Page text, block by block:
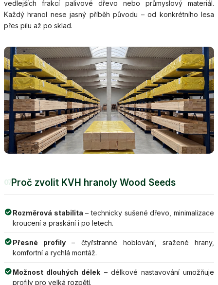
vedlejších frakcí palivové dřevo nebo průmyslový materiál.
Každý hranol nese jasný příběh původu – od konkrétního lesa
přes pilu až po sklad.
07Proč zvolit KVH hranoly Wood Seeds
Rozměrová stabilita – technicky sušené dřevo, minimalizace
kroucení a praskání i po letech.
Přesné profily – čtyřstranné hoblování, sražené hrany,
komfortní a rychlá montáž.
Možnost dlouhých délek – délkové nastavování umožňuje
profily pro velká rozpětí.